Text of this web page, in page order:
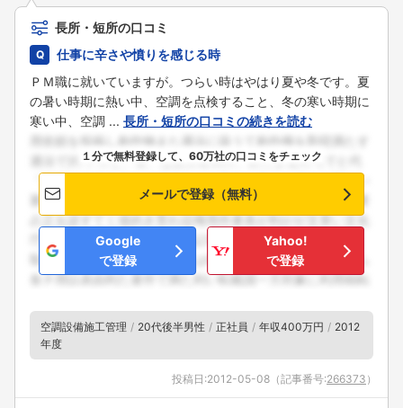
長所・短所の口コミ
仕事に辛さや憤りを感じる時
ＰＭ職に就いていますが。つらい時はやはり夏や冬です。夏
の暑い時期に熱い中、空調を点検すること、冬の寒い時期に
寒い中、空調 ... 長所・短所の口コミの続きを読む
１分で無料登録して、60万社の口コミをチェック
メールで登録（無料）
Google
で登録
Yahoo!
で登録
空調設備施工管理 20代後半男性 正社員 年収400万円
2012
年度
投稿日:2012-05-08 （記事番号:266373 ）